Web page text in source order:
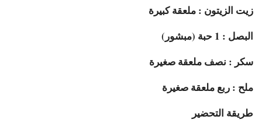
زيت الزيتون : ملعقة كبيرة
البصل : 1 حبة (مبشور)
سكر : نصف ملعقة صغيرة
ملح : ربع ملعقة صغيرة
طريقة التحضير